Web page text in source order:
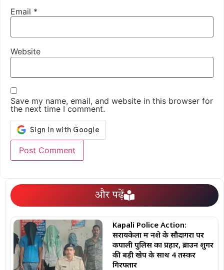
Email *
Website
Save my name, email, and website in this browser for
the next time I comment.
और पढ़ें
Kapali Police Action:
सरायकेला में नशे के सौदागरों पर
कपाली पुलिस का प्रहार, ब्राउन शुगर
की बड़ी खेप के साथ 4 तस्कर
गिरफ्तार